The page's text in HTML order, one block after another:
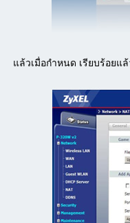
แล้วเมื่อกำหนด เรียบร้อยแ